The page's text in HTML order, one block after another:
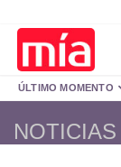
ÚLTIMO MOMENTO